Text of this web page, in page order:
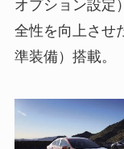
オプション設定
全性を向上させ
準装備）搭載。